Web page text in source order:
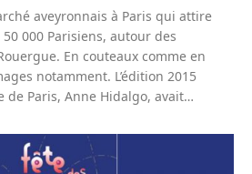
aveyronnais à Paris qui attire
000 Parisiens, autour des
En couteaux comme en
notamment. L’édition 2015
de Paris, Anne Hidalgo, avait…